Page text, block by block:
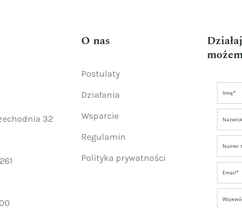
32
O nas
Postulaty
Działania
Wsparcie
Regulamin
Polityka prywatności